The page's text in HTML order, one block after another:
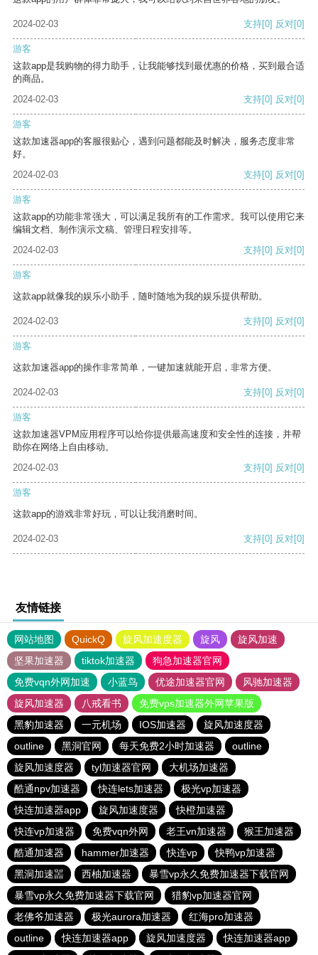
2024-02-03 支持[0] 反对[0]
游客
这款app是我购物的得力助手，让我能够找到最优惠的价格，买到最合适
的商品。
2024-02-03
支持[0] 反对[0]
游客
这款加速器app的客服很贴心，遇到问题都能及时解决，服务态度非常
好。
2024-02-03
支持[0] 反对[0]
游客
这款app的功能非常强大，可以满足我所有的工作需求。我可以使用它来
编辑文档、制作演示文稿、管理日程安排等。
2024-02-03
支持[0] 反对[0]
游客
这款app就像我的娱乐小助手，随时随地为我的娱乐提供帮助。
2024-02-03 支持[0] 反对[0]
游客
这款加速器app的操作非常简单，一键加速就能开启，非常方便。
2024-02-03 支持[0] 反对[0]
游客
这款加速器VPM应用程序可以给你提供最高速度和安全性的连接，并帮
助你在网络上自由移动。
2024-02-03
支持[0] 反对[0]
游客
这款app的游戏非常好玩，可以让我消磨时间。
2024-02-03 支持[0] 反对[0]
友情链接
网站地图 QuickQ 旋风加速度器 旋风
旋风加速
坚果加速器
tiktok加速器
狗急加速器官网
免费vqn外网加速
小蓝鸟 优途加速器官网
风驰加速器
旋风加速器
八戒看书
免费vps加速器外网苹果版
黑豹加速器
一元机场 IOS加速器
旋风加速度器
outline
黑洞官网 每天免费2小时加速器
outline
旋风加速度器
tyl加速器官网
大机场加速器
酷通npv加速器
快连lets加速器
极光vp加速器
快连加速器app
旋风加速度器
快橙加速器
快连vp加速器
免费vqn外网 老王vn加速器
猴王加速器
酷通加速器
hammer加速器 快连vp
快鸭vp加速器
黑洞加速噐
西柚加速器
暴雪vp永久免费加速器下载官网
暴雪vp永久免费加速器下载官网
猎豹vp加速器官网
老佛爷加速器
极光aurora加速器
红海pro加速器
outline
快连加速器app 旋风加速度器
快连加速器app